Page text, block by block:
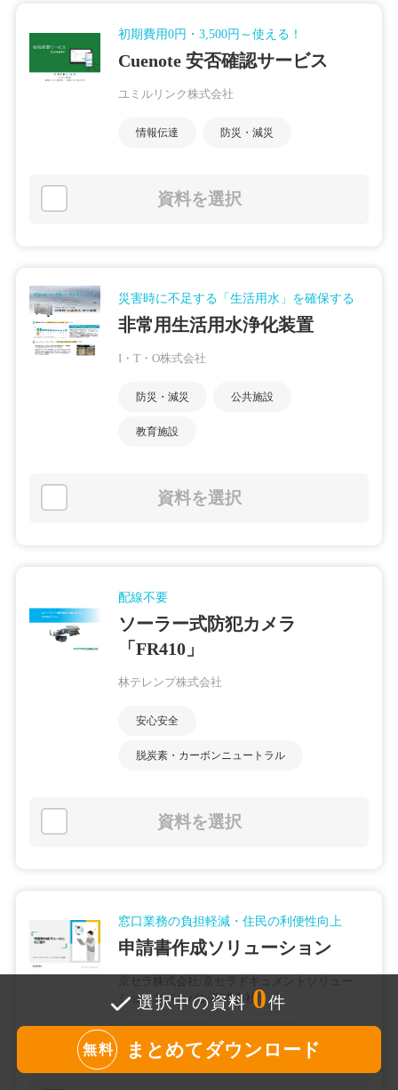
初期費用0円・3,500円～使える！
Cuenote 安否確認サービス
ユミルリンク株式会社
情報伝達 防災・減災
資料を選択
災害時に不足する「生活用水」を確保する
非常用生活用水浄化装置
I・T・O株式会社
防災・減災 公共施設
教育施設
資料を選択
配線不要
ソーラー式防犯カメラ
「FR410」
林テレンプ株式会社
安心安全
脱炭素・カーボンニュートラル
資料を選択
窓口業務の負担軽減・住民の利便性向上
申請書作成ソリューション
京セラ株式会社/京セラドキュメントソリュー
ションズジャパン株式会社
選択中の資料 0件
無料 まとめてダウンロード